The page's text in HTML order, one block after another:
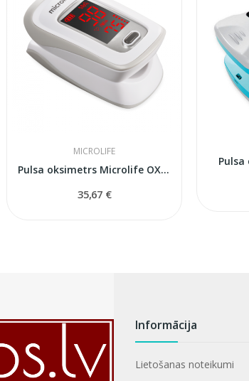
MICROLIFE
Pulsa oksimetrs Microlife OXY200
35,67 €
Pulsa
Informācija
Lietošanas noteikumi